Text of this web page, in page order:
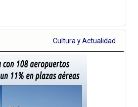
Cultura y Actualidad